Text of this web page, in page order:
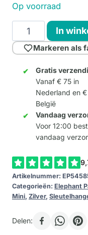
Op voorraad
Elephant
Parade
Sleutelhanger
Chrome
Gold
aantal
In
Markeren als
Gratis
Vanaf € 75 in
Nederland en €
België
Vandaag
Voor 12:00
vandaag
Artikelnummer:
Categorieën: Elephant
Mini, Zilver,
Delen: